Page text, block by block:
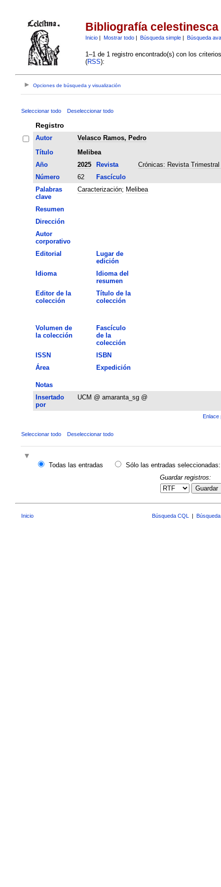
Bibliografía celestinesca
Inicio| Mostrar todo| Búsqueda simple| Búsqueda
1–1 de 1 registro encontrado(s) con los
(RSS):
Opciones de búsqueda y visualización
Seleccionar todo Deseleccionar todo
Registro
Autor
Velasco Ramos, Pedro
Título
Melibea
Año
2025 Revista
Crónicas: Revista
Número
62
Fascículo
Palabras
clave
Caracterización; Melibea
Resumen
Dirección
Autor
corporativo
Editorial
Lugar de
edición
Idioma
Idioma del
resumen
Editor de la
colección
Título de la
colección
Volumen de
la colección
Fascículo
de la
colección
ISSN
ISBN
Área
Expedición
Notas
Insertado
por
UCM @ amaranta_sg @
Enlace
Seleccionar todo Deseleccionar todo
Todas las entradas
Sólo las entradas seleccionadas:
Guardar registros:
Guardar
Inicio Búsqueda CQL